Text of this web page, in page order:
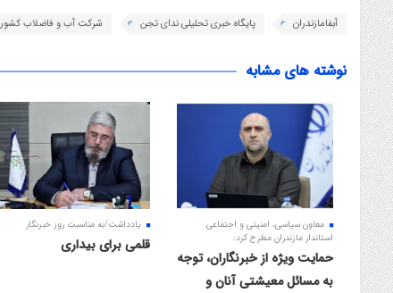
آبفامازندران پایگاه خبری تحلیلی ندای تجن شرکت آب و فاضلاب کشور
نوشته های مشابه
معاون سیاسی، امنیتی و اجتماعی
استاندار مازندران مطرح کرد:
حمایت ویژه از خبرنگاران، توجه
به مسائل معیشتی آنان و
یادداشت/به مناسبت روز خبرنگار
قلمی برای بیداری